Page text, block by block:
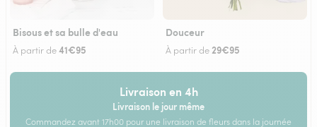
Bisous et sa bulle d'eau
À partir de41€95
Douceur
À partir de 29€95
Livraison en 4h
Livraison le jour même
Commandez avant 17h00 pour une livraison de fleurs dans la journée